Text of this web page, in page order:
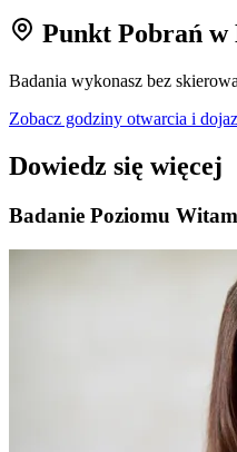
Punkt Pobrań
Badania wykonasz bez
Zobacz godziny otwarcia i
Dowiedz się więcej
Badanie Poziomu